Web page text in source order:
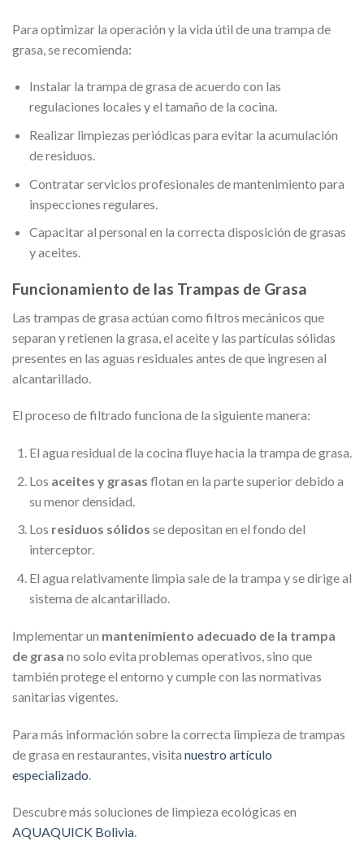
Para optimizar la operación y la vida útil de una trampa de
grasa, se recomienda:
Instalar la trampa de grasa de acuerdo con las
regulaciones locales y el tamaño de la cocina.
Realizar limpiezas periódicas para evitar la acumulación
de residuos.
Contratar servicios profesionales de mantenimiento para
inspecciones regulares.
Capacitar al personal en la correcta disposición de grasas
y aceites.
Funcionamiento de las Trampas de Grasa
Las trampas de grasa actúan como filtros mecánicos que
separan y retienen la grasa, el aceite y las partículas sólidas
presentes en las aguas residuales antes de que ingresen al
alcantarillado.
El proceso de filtrado funciona de la siguiente manera:
El agua residual de la cocina fluye hacia la trampa de grasa.
Los aceites y grasas flotan en la parte superior debido a
su menor densidad.
Los residuos sólidos se depositan en el fondo del
interceptor.
El agua relativamente limpia sale de la trampa y se dirige al
sistema de alcantarillado.
Implementar un mantenimiento adecuado de la trampa
de grasa no solo evita problemas operativos, sino que
también protege el entorno y cumple con las normativas
sanitarias vigentes.
Para más información sobre la correcta limpieza de trampas
de grasa en restaurantes, visita nuestro artículo
especializado
Descubre más soluciones de limpieza ecológicas en
AQUAQUICK Bolivia.